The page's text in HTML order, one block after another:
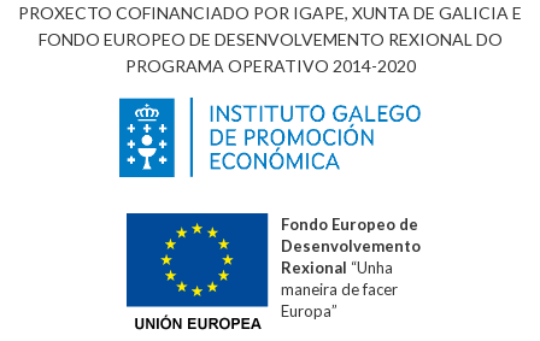
PROXECTO COFINANCIADO POR IGAPE, XUNTA DE GALICIA E
FONDO EUROPEO DE DESENVOLVEMENTO REXIONAL DO
PROGRAMA OPERATIVO 2014-2020
Fondo Europeo de
Desenvolvemento
Rexional “Unha
maneira de facer
Europa”